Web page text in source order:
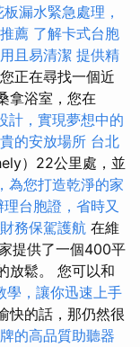
板漏水緊急處理，
薦 了解卡式台胞
且易清潔 提供精
正在尋找一個近
拿浴室，您在
計，實現夢想中的
的安放場所 台北
）22公里處，並
為您打造乾淨的家
台胞證，省時又
務保駕護航 在維
提供了一個400平
放鬆。 您可以和
學，讓你迅速上手
快的話，那仍然很
的高品質助聽器